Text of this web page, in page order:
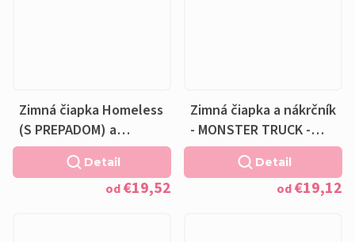
Zimná čiapka Homeless
(S PREPADOM) a
nákrčník - MONSTER
TRUCK - fleecová
čierna podšívkaod€19,52
Detail
Zimná čiapka a nákrčník
- MONSTER TRUCK -
fleecová čierna
podšívka
od€19,12
Detail